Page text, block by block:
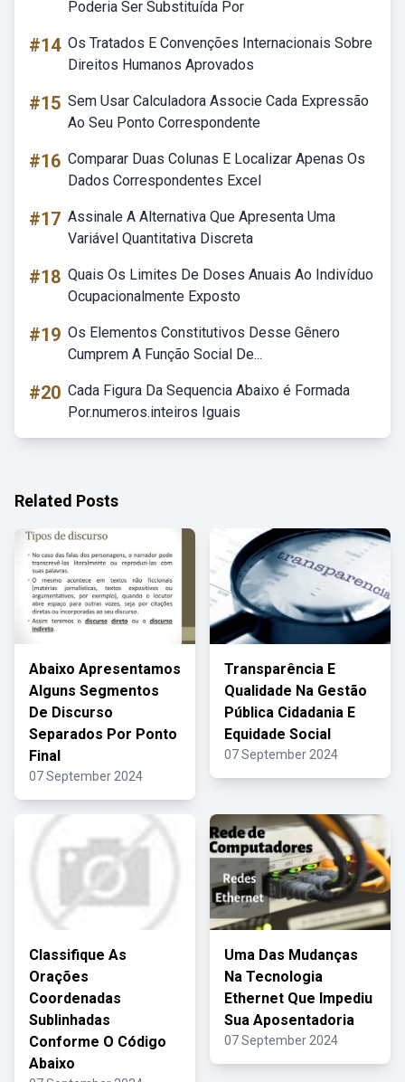
Poderia Ser Substituída Por
#14 Os Tratados E Convenções Internacionais Sobre
Direitos Humanos Aprovados
#15 Sem Usar Calculadora Associe Cada Expressão
Ao Seu Ponto Correspondente
#16 Comparar Duas Colunas E Localizar Apenas Os
Dados Correspondentes Excel
#17 Assinale A Alternativa Que Apresenta Uma
Variável Quantitativa Discreta
#18 Quais Os Limites De Doses Anuais Ao Indivíduo
Ocupacionalmente Exposto
#19 Os Elementos Constitutivos Desse Gênero
Cumprem A Função Social De...
#20 Cada Figura Da Sequencia Abaixo é Formada
Por.numeros.inteiros Iguais
Related Posts
Abaixo Apresentamos
Alguns Segmentos
De Discurso
Separados Por Ponto
Final
07 September 2024
Transparência E
Qualidade Na Gestão
Pública Cidadania E
Equidade Social
07 September 2024
Classifique As
Orações
Coordenadas
Sublinhadas
Conforme O Código
Abaixo
Uma Das Mudanças
Na Tecnologia
Ethernet Que Impediu
Sua Aposentadoria
07 September 2024